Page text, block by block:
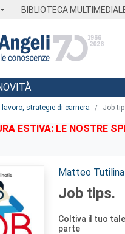
BIBLIOTECA
lavoro, strategie di carriera Job
ESTIVA: LE NOSTRE
Autori:
Matteo
Job tips.
Coltiva il tuo
parte